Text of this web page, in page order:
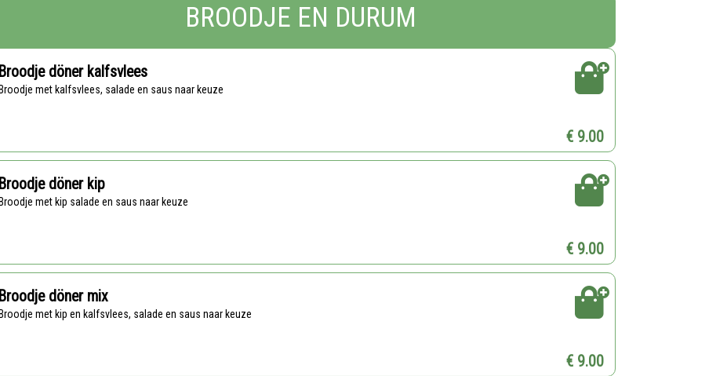
BROODJE EN DURUM
Broodje döner kalfsvlees
Broodje met kalfsvlees, salade en saus naar keuze
€ 9.00
Broodje döner kip
Broodje met kip salade en saus naar keuze
€ 9.00
Broodje döner mix
Broodje met kip en kalfsvlees, salade en saus naar keuze
€ 9.00